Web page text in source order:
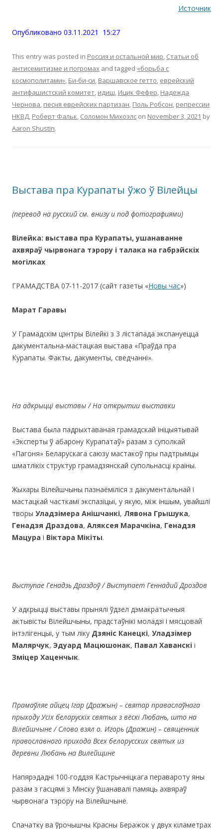
Источник
Опубликовано 03.11.2021 15:27
This entry was posted in Россия и остальной мир, Статьи об
антисемитизме и погромах and tagged «борьба с
космополитами», Би-би-си, Варшавское гетто, еврейский
антифашистский комитет, идиш, Ицик Фефер, Надежда
Чернова, песня еврейских партизан, Поль Робсон, репрессии
НКВД, Роберт Фальк, Соломон Михоэлс on November 3, 2021 by
Aaron Shustin.
Выстава пра Курапаты ўжо ў Вілейцы
(перевод на русский см. внизу и под фотографиями)
Вілейка: выстава пра Курапаты, ушанаванне
ахвяраў чырвонага тэрору і талака на габрэйскіх
могілках
ГРАМАДСТВА 07-11-2017 (cайт газеты «Новы час»)
Марат Гаравы
У Грамадскім цэнтры Вілейкі з 3 лістапада экспануецца
дакументальна-мастацкая выстава «Праўда пра
Курапаты. Факты, дакументы, сведчанні».
На адкрыцці выставы / На открытии выставки
Выстава была падрыхтаваная грамадскай ініцыятывай
«Эксперты ў абарону Курапатаў» разам з суполкай
«Пагоня» Беларускага саюзу мастакоў пры падтрымцы
шматлікіх структур грамадзянскай супольнасці краіны.
Жыхары Вілейшчыны пазнаёміліся з дакументальнай і
мастацкай часткамі экспазіцыі, у якую, між іншым, увайшлі
творы Уладзімера Анішчанкі, Лявона Грышука,
Генадзя Драздова, Аляксея Марачкіна, Генадзя
Мацура і Віктара Мікіты.
Выступае Генадзь Драздоў / Выступает Геннадий Дроздов
У адкрыцці выставы прынялі ўдзел дэмакратычныя
актывісты Вілейшчыны, прадстаўнікі моладзі і мясцовай
інтэлігенцыі, у тым ліку Дзяніс Канецкі, Уладзімер
Малярчук, Эдуард Мацюшонак, Павал Хаванскі і
Зміцер Хаценчык.
Прамаўляе айцец Ігар (Дражын) – святар праваслаўнага
прыходу Усіх беларускіх святых з вёскі Любань, што на
Вілейшчыне / Слово взял о. Игорь (Дражин) – священник
православного прихода Всех белорусских святых из
деревни Любань на Вилейщине
Напярэдадні 100-годдзя Кастрычніцкага перавароту яны
разам з гасцямі з Мінску ўшанавалі памяць ахвяраў
чырвонага тэрору на Вілейшчыне.
Спачатку ва ўрочышчы Красны Беражок у двух кіламетрах